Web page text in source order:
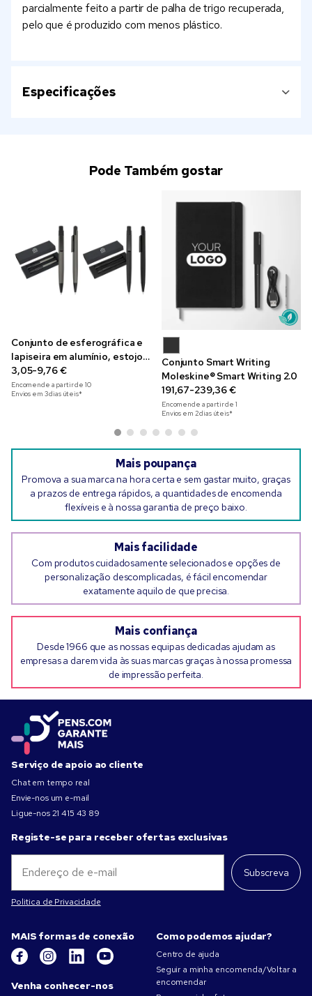
parcialmente feito a partir de palha de trigo recuperada,
pelo que é produzido com menos plástico.
Especificações
Pode Também gostar
Conjunto de esferográfica e
lapiseira em alumínio, estojo
de oferta
3,05-9,76 €
Encomende a partir de 10
Envios em 3 dias úteis*
Conjunto Smart Writing
Moleskine® Smart Writing 2.0
191,67-239,36 €
Encomende a partir de 1
Envios em 2 dias úteis*
Mais poupança
Promova a sua marca na hora certa e sem gastar muito, graças
a prazos de entrega rápidos, a quantidades de encomenda
flexíveis e à nossa garantia de preço baixo.
Mais facilidade
Com produtos cuidadosamente selecionados e opções de
personalização descomplicadas, é fácil encomendar
exatamente aquilo de que precisa.
Mais confiança
Desde 1966 que as nossas equipas dedicadas ajudam as
empresas a darem vida às suas marcas graças à nossa promessa
de impressão perfeita.
Serviço de apoio ao cliente
Chat em tempo real
Envie-nos um e-mail
Ligue-nos 21 415 43 89
Registe-se para receber ofertas exclusivas
Subscreva
Politica de Privacidade
MAIS formas de conexão
Venha conhecer-nos
Como podemos ajudar?
Centro de ajuda
Seguir a minha encomenda/Voltar a
encomendar